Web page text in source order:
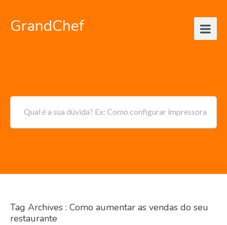
GrandChef
Qual é a sua dúvida? Ex: Como configurar impressora
Tag Archives : Como aumentar as vendas do seu
restaurante